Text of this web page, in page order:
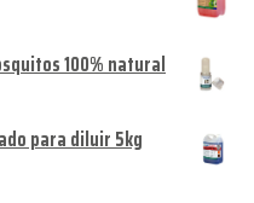
100% natural
para diluir 5kg